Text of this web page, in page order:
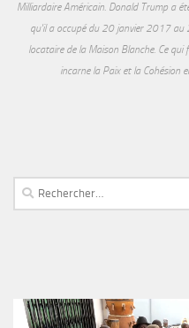
Milliardaire Américain. Donald Trump a
qu'il a occupé du 20 janvier 2017 au
locataire de la Maison Blanche. Ce
incarne la Paix et la Cohésion
Rechercher :